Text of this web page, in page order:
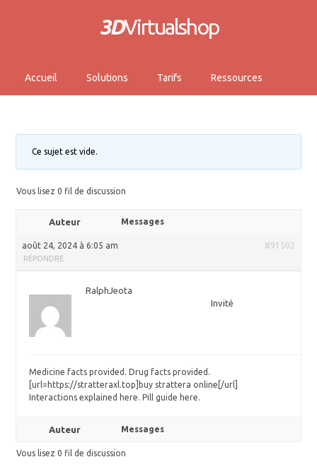
3DVirtualshop
Accueil Solutions Tarifs Ressources
Ce sujet est vide.
Vous lisez 0 fil de discussion
Auteur Messages
août 24, 2024 à 6:05 am #91502
RÉPONDRE
RalphJeota
Invité
Medicine facts provided. Drug facts provided.
[url=https://stratteraxl.top]buy strattera online[/url]
Interactions explained here. Pill guide here.
Auteur Messages
Vous lisez 0 fil de discussion